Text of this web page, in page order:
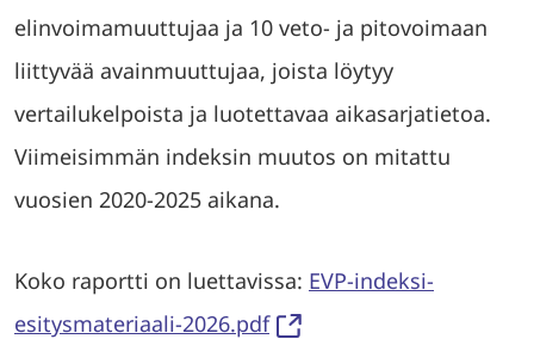
elinvoimamuuttujaa ja 10 veto- ja pitovoimaan
liittyvää avainmuuttujaa, joista löytyy
vertailukelpoista ja luotettavaa aikasarjatietoa.
Viimeisimmän indeksin muutos on mitattu
vuosien 2020-2025 aikana.
Koko raportti on luettavissa: EVP-indeksi-
esitysmateriaali-2026.pdf